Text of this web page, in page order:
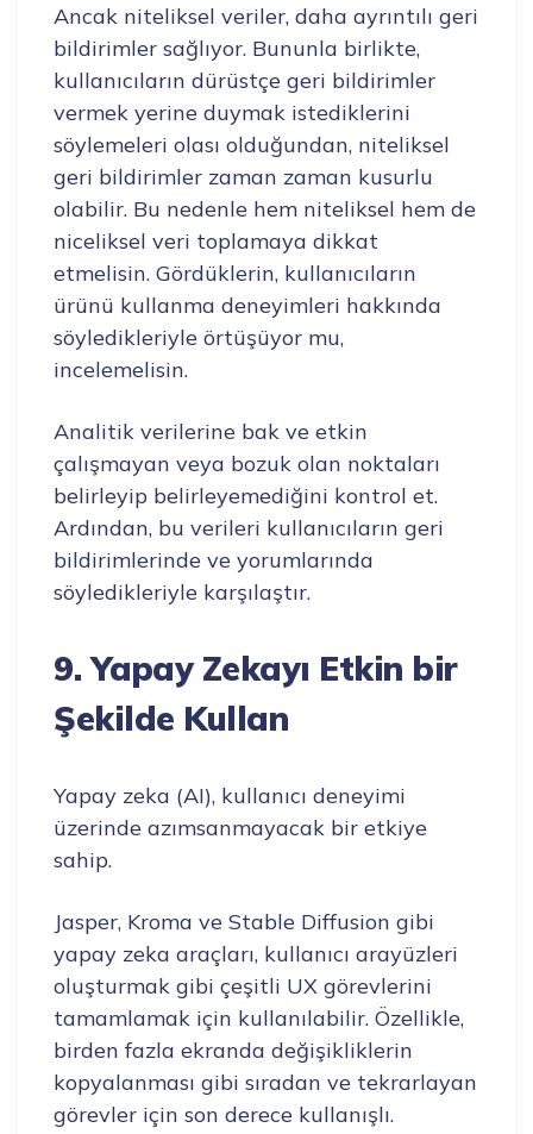
Ancak niteliksel veriler, daha ayrıntılı geri
bildirimler sağlıyor. Bununla birlikte,
kullanıcıların dürüstçe geri bildirimler
vermek yerine duymak istediklerini
söylemeleri olası olduğundan, niteliksel
geri bildirimler zaman zaman kusurlu
olabilir. Bu nedenle hem niteliksel hem de
niceliksel veri toplamaya dikkat
etmelisin. Gördüklerin, kullanıcıların
ürünü kullanma deneyimleri hakkında
söyledikleriyle örtüşüyor mu,
incelemelisin.
Analitik verilerine bak ve etkin
çalışmayan veya bozuk olan noktaları
belirleyip belirleyemediğini kontrol et.
Ardından, bu verileri kullanıcıların geri
bildirimlerinde ve yorumlarında
söyledikleriyle karşılaştır.
9. Yapay Zekayı Etkin bir
Şekilde Kullan
Yapay zeka (AI), kullanıcı deneyimi
üzerinde azımsanmayacak bir etkiye
sahip.
Jasper, Kroma ve Stable Diffusion gibi
yapay zeka araçları, kullanıcı arayüzleri
oluşturmak gibi çeşitli UX görevlerini
tamamlamak için kullanılabilir. Özellikle,
birden fazla ekranda değişikliklerin
kopyalanması gibi sıradan ve tekrarlayan
görevler için son derece kullanışlı.